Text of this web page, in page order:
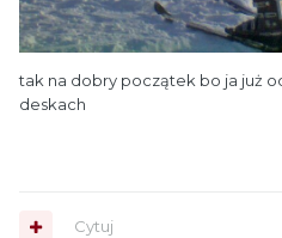
tak na dobry początek bo ja już
deskach
Cytuj